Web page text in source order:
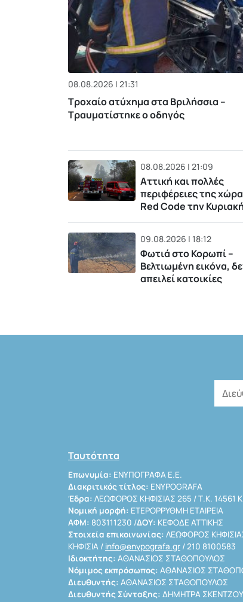
08.08.2026 | 21:31
Τροχαίο ατύχημα στα Βριλήσσια –
Τραυματίστηκε ο οδηγός
08.08.2026 | 21:09
Αττική και πολλές
περιφέρειες της
Red Code την
09.08.2026 | 18:12
Φωτιά στο Κορωπί –
Βελτιωμένη εικόνα,
απειλεί κατοικίες
Ταυτότητα
Επωνυμία: ΕΝΥΠΟΓΡΑΦΑ Ε.Ε.
Διακριτικός τίτλος: ENYPOGRAFA
Έδρα: ΛΕΩΦΟΡΟΣ ΚΗΦΙΣΙΑΣ 265 / Τ.Κ. 14561
Νομική μορφή: ΕΤΕΡΟΡΡΥΘΜΗ ΕΤΑΙΡΕΙΑ
ΑΦΜ: 803111230 /ΔΟΥ: ΚΕΦΟΔΕ ΑΤΤΙΚΗΣ
Στοιχεία επικοινωνίας: ΛΕΩΦΟΡΟΣ
ΚΗΦΙΣΙΑ / info@enypografa.gr / 210 8100583
Ιδιοκτήτης: ΑΘΑΝΑΣΙΟΣ ΣΤΑΘΟΠΟΥΛΟΣ
Νόμιμος εκπρόσωπος: ΑΘΑΝΑΣΙΟΣ
Διευθυντής: ΑΘΑΝΑΣΙΟΣ ΣΤΑΘΟΠΟΥΛΟΣ
Διευθυντής Σύνταξης: ΔΗΜΗΤΡΑ ΣΚΕΝΤΖΟΥ